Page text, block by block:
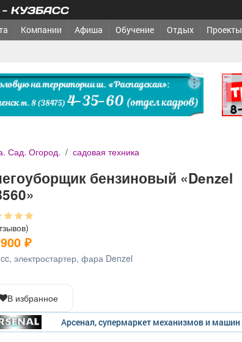
КУЗБАСС
Компании Афиша Обучение Отдых Проекты
реклама
Сад. Огород. / садовая техника
бензиновый «Denzel
₽
электростартер, фара Denzel
В избранное
Арсенал, супермаркет механизмов и машин